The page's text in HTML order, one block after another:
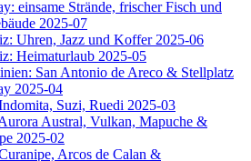
einsame Strände, frischer Fisch und
2025-07
Uhren, Jazz und Koffer 2025-06
Heimaturlaub 2025-05
San Antonio de Areco & Stellplatz
2025-04
Suzi, Ruedi 2025-03
Austral, Vulkan, Mapuche &
2025-02
Arcos de Calan &